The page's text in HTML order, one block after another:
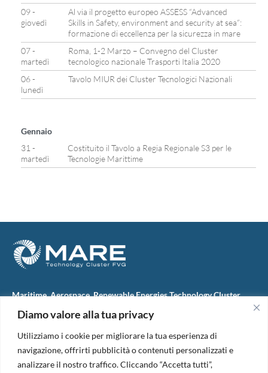
Diamo valore alla tua privacy
Utilizziamo i cookie per migliorare la tua esperienza di
navigazione, offrirti pubblicità o contenuti personalizzati e
analizzare il nostro traffico. Cliccando “Accetta tutti”,
09 -
giovedì
Al via il progetto europeo ASSESS “Advanced
Skills in Safety, environment and security at sea”:
formazione di eccellenza per la sicurezza in mare
07 -
martedì
Roma, 1-2 Marzo – Convegno del Cluster
tecnologico nazionale Trasporti Italia 2020
06 -
lunedì
Tavolo MIUR dei Cluster Tecnologici Nazionali
Gennaio
31 -
martedì
Costituito il Tavolo a Regia Regionale S3 per le
Tecnologie Marittime
Maritime, Aerospace, Renewable Energies Technology Cluster
M.A.R.E. TC FVG S.c.ar.l.
34074 Monfalcone (Italy)
tel. +39 0481 723440
Codice Fiscale e Partita Iva: 01138620313
PEC:marefvg@legalmail.it